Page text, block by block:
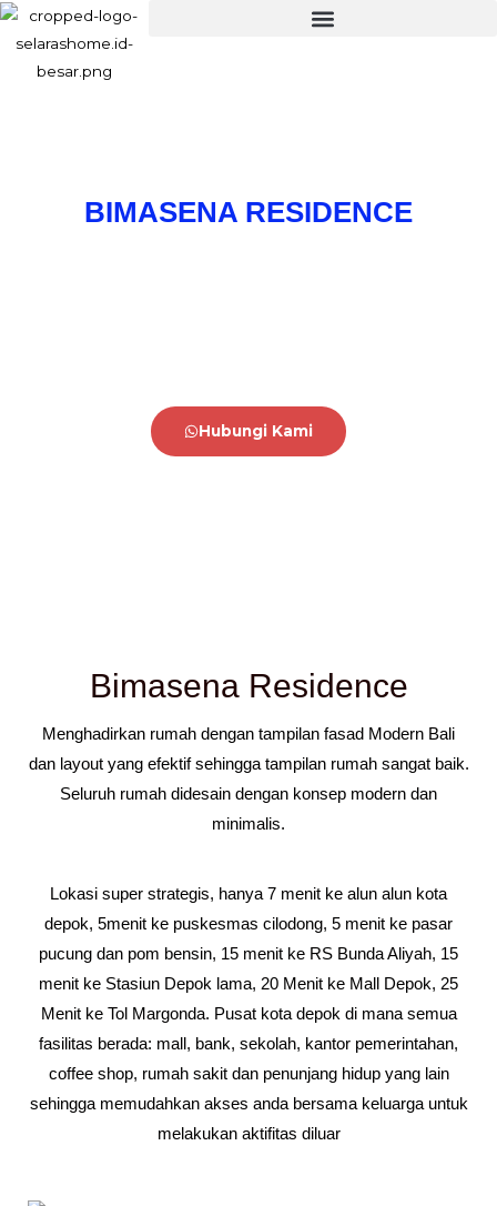
BIMASENA RESIDENCE
Hubungi Kami
Bimasena Residence
Menghadirkan rumah dengan tampilan fasad Modern Bali
dan layout yang efektif sehingga tampilan rumah sangat baik.
Seluruh rumah didesain dengan konsep modern dan
minimalis.
Lokasi super strategis, hanya 7 menit ke alun alun kota
depok, 5menit ke puskesmas cilodong, 5 menit ke pasar
pucung dan pom bensin, 15 menit ke RS Bunda Aliyah, 15
menit ke Stasiun Depok lama, 20 Menit ke Mall Depok, 25
Menit ke Tol Margonda. Pusat kota depok di mana semua
fasilitas berada: mall, bank, sekolah, kantor pemerintahan,
coffee shop, rumah sakit dan penunjang hidup yang lain
sehingga memudahkan akses anda bersama keluarga untuk
melakukan aktifitas diluar